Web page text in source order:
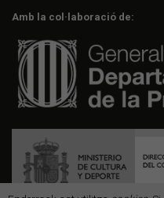
Amb la col·laboració de: